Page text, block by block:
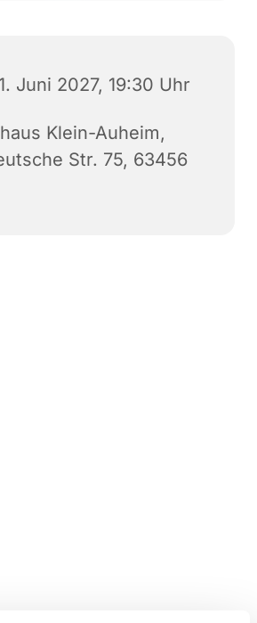
Juni 2027, 19:30 Uhr
Klein-Auheim,
Str. 75, 63456